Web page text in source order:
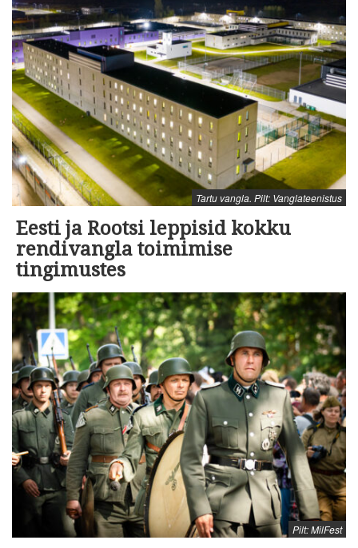
Tartu vangla. Pilt: Vanglateenistus
Eesti ja Rootsi leppisid kokku
rendivangla toimimise
tingimustes
Pilt: MilFest